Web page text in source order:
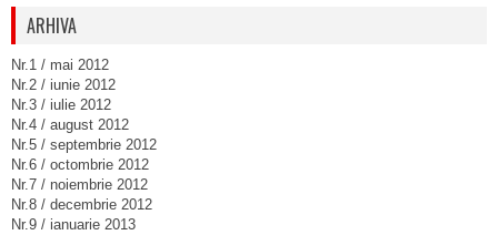
ARHIVA
Nr.1 / mai 2012
Nr.2 / iunie 2012
Nr.3 / iulie 2012
Nr.4 / august 2012
Nr.5 / septembrie 2012
Nr.6 / octombrie 2012
Nr.7 / noiembrie 2012
Nr.8 / decembrie 2012
Nr.9 / ianuarie 2013